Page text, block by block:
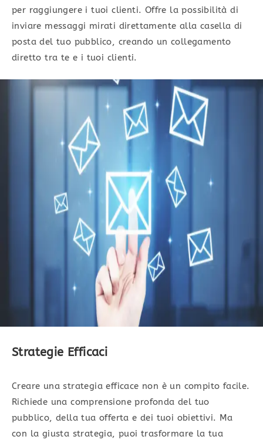
per raggiungere i tuoi clienti. Offre la possibilità di
inviare messaggi mirati direttamente alla casella di
posta del tuo pubblico, creando un collegamento
diretto tra te e i tuoi clienti.
Strategie Efficaci
Creare una strategia efficace non è un compito facile.
Richiede una comprensione profonda del tuo
pubblico, della tua offerta e dei tuoi obiettivi. Ma
con la giusta strategia, puoi trasformare la tua